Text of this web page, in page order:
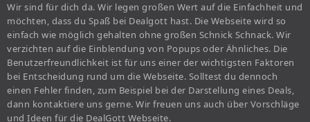
Wir sind für dich da. Wir legen großen Wert auf die Einfachheit und
möchten, dass du Spaß bei Dealgott hast. Die Webseite wird so
einfach wie möglich gehalten ohne großen Schnick Schnack. Wir
verzichten auf die Einblendung von Popups oder Ähnliches. Die
Benutzerfreundlichkeit ist für uns einer der wichtigsten Faktoren
bei Entscheidung rund um die Webseite. Solltest du dennoch
einen Fehler finden, zum Beispiel bei der Darstellung eines Deals,
dann kontaktiere uns gerne. Wir freuen uns auch über Vorschläge
und Ideen für die DealGott Webseite.